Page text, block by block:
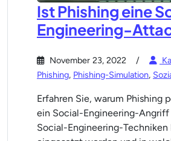
Ist Phishing eine
Engineering-
November 23, 2022
Phishing, Phishing-Simulation,
Erfahren Sie, warum Phishing
ein Social-Engineering-
Social-Engineering-Techniken